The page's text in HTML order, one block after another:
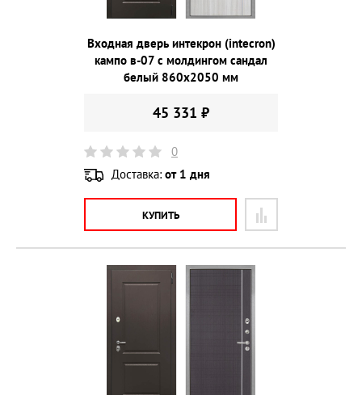
Входная дверь интекрон (intecron)
кампо в-07 с молдингом сандал
белый 860х2050 мм
45 331 ₽
0
Доставка: от 1 дня
КУПИТЬ